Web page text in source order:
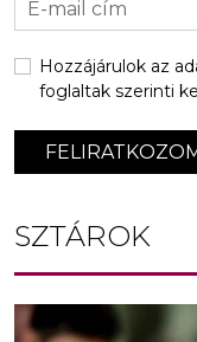
Hozzájárulok az
foglaltak szerinti
SZTÁROK